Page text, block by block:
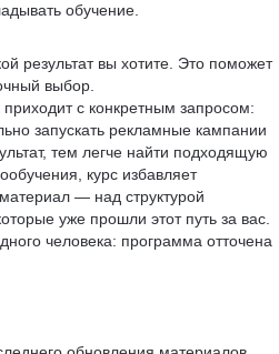
обучение.
результат вы хотите. Это поможет
выбор.
с конкретным запросом:
запускать рекламные кампании
тем легче найти подходящую
курс избавляет
— над структурой
уже прошли этот путь за вас.
человека: программа отточена